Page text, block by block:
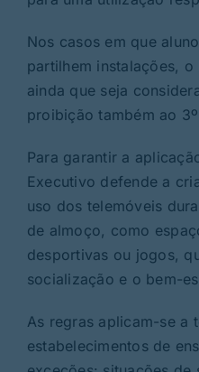
Nos casos em que
partilhem instalações,
ainda que seja
proibição também ao
Para garantir a
Executivo defende a
uso dos telemóveis
de almoço, como
desportivas ou jogos,
socialização e o bem-
As regras aplicam-se a
estabelecimentos de